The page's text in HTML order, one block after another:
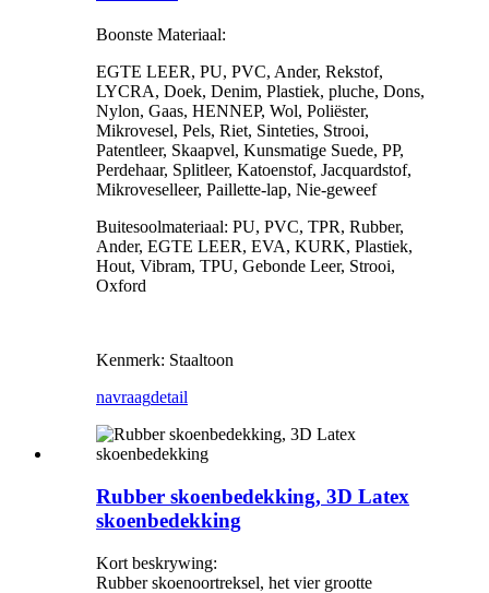
Boonste Materiaal:
EGTE LEER, PU, ​​PVC, Ander, Rekstof,
LYCRA, Doek, Denim, Plastiek, pluche, Dons,
Nylon, Gaas, HENNEP, Wol, Poliëster,
Mikrovesel, Pels, Riet, Sinteties, Strooi,
Patentleer, Skaapvel, Kunsmatige Suede, PP,
Perdehaar, Splitleer, Katoenstof, Jacquardstof,
Mikroveselleer, Paillette-lap, Nie-geweef
Buitesoolmateriaal: PU, PVC, TPR, Rubber,
Ander, EGTE LEER, EVA, KURK, Plastiek,
Hout, Vibram, TPU, Gebonde Leer, Strooi,
Oxford
Kenmerk: Staaltoon
navraagdetail
Rubber skoenbedekking, 3D Latex
skoenbedekking
Kort beskrywing:
Rubber skoenoortreksel, het vier grootte